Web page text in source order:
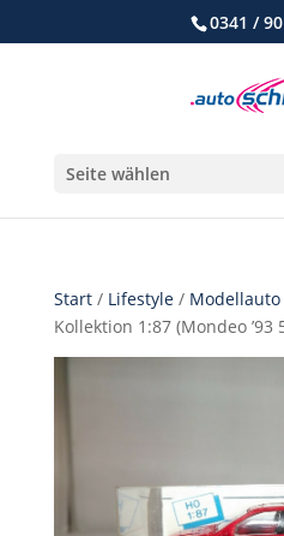
0341 /
Seite wählen
Start/ Lifestyle/ Modellauto
Kollektion 1:87 (Mondeo ’93